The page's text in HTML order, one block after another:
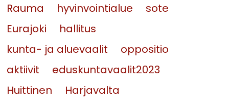
Rauma
hyvinvointialue
sote
Eurajoki
hallitus
kunta- ja aluevaalit
oppositio
aktiivit
eduskuntavaalit2023
Huittinen
Harjavalta